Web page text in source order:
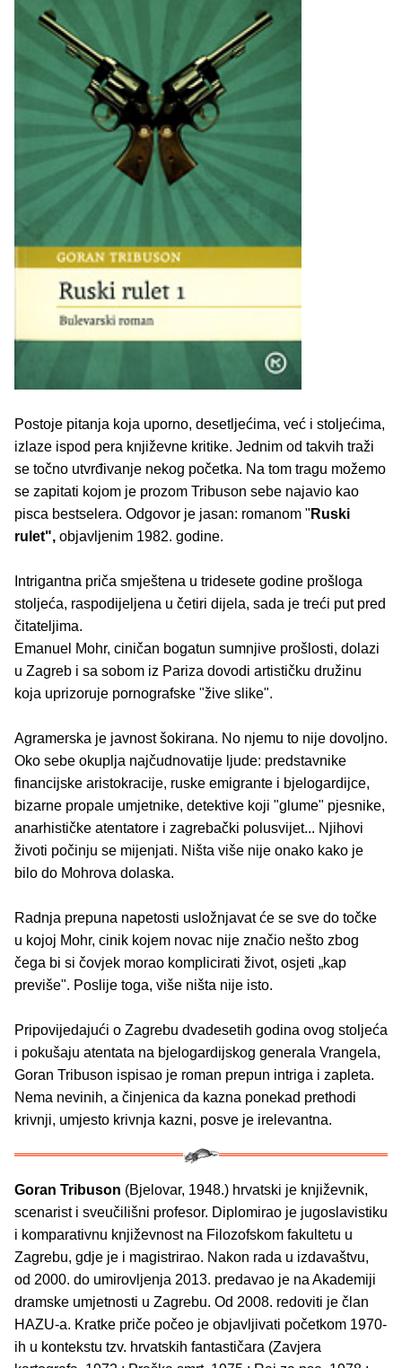
Postoje pitanja koja uporno, desetljećima, već i stoljećima,
izlaze ispod pera književne kritike. Jednim od takvih traži
se točno utvrđivanje nekog početka. Na tom tragu možemo
se zapitati kojom je prozom Tribuson sebe najavio kao
pisca bestselera. Odgovor je jasan: romanom " Ruski
rulet", objavljenim 1982. godine.
Intrigantna priča smještena u tridesete godine prošloga
stoljeća, raspodijeljena u četiri dijela, sada je treći put pred
čitateljima.
Emanuel Mohr, ciničan bogatun sumnjive prošlosti, dolazi
u Zagreb i sa sobom iz Pariza dovodi artističku družinu
koja uprizoruje pornografske "žive slike".
Agramerska je javnost šokirana. No njemu to nije dovoljno.
Oko sebe okuplja najčudnovatije ljude: predstavnike
financijske aristokracije, ruske emigrante i bjelogardijce,
bizarne propale umjetnike, detektive koji "glume" pjesnike,
anarhističke atentatore i zagrebački polusvijet... Njihovi
životi počinju se mijenjati. Ništa više nije onako kako je
bilo do Mohrova dolaska.
Radnja prepuna napetosti usložnjavat će se sve do točke
u kojoj Mohr, cinik kojem novac nije značio nešto zbog
čega bi si čovjek morao komplicirati život, osjeti „kap
previše". Poslije toga, više ništa nije isto.
Pripovijedajući o Zagrebu dvadesetih godina ovog stoljeća
i pokušaju atentata na bjelogardijskog generala Vrangela,
Goran Tribuson ispisao je roman prepun intriga i zapleta.
Nema nevinih, a činjenica da kazna ponekad prethodi
krivnji, umjesto krivnja kazni, posve je irelevantna.
Goran Tribuson (Bjelovar, 1948.) hrvatski je književnik,
scenarist i sveučilišni profesor. Diplomirao je jugoslavistiku
i komparativnu književnost na Filozofskom fakultetu u
Zagrebu, gdje je i magistrirao. Nakon rada u izdavaštvu,
od 2000. do umirovljenja 2013. predavao je na Akademiji
dramske umjetnosti u Zagrebu. Od 2008. redoviti je član
HAZU-a. Kratke priče počeo je objavljivati početkom 1970-
ih u kontekstu tzv. hrvatskih fantastičara (Zavjera